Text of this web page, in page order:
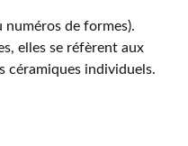
numéros de formes).
elles se réfèrent aux
céramiques individuels.